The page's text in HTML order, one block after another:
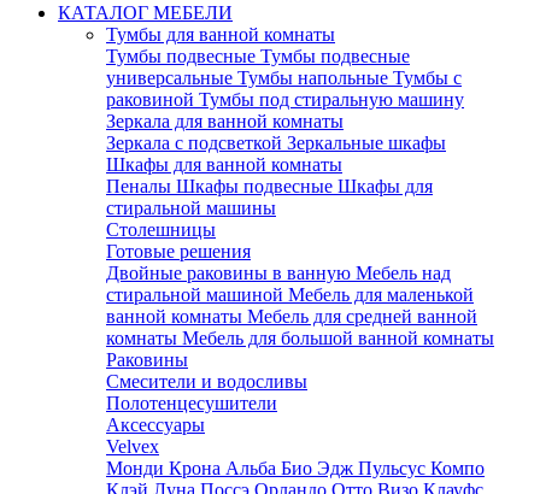
КАТАЛОГ МЕБЕЛИ
Тумбы для ванной комнаты
Тумбы подвесные Тумбы подвесные
универсальные Тумбы напольные Тумбы с
раковиной Тумбы под стиральную машину
Зеркала для ванной комнаты
Зеркала с подсветкой Зеркальные шкафы
Шкафы для ванной комнаты
Пеналы Шкафы подвесные Шкафы для
стиральной машины
Столешницы
Готовые решения
Двойные раковины в ванную Мебель над
стиральной машиной Мебель для маленькой
ванной комнаты Мебель для средней ванной
комнаты Мебель для большой ванной комнаты
Раковины
Смесители и водосливы
Полотенцесушители
Аксессуары
Velvex
Монди Крона Альба Био Эдж Пульсус Компо
Клэй Луна Поссэ Орландо Отто Визо Клауфс